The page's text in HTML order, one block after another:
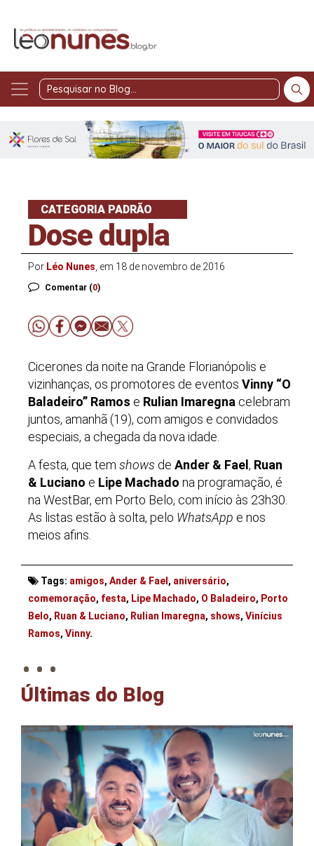
Pesquisar
Blog
CATEGORIA PADRÃO
Dose dupla
Por Léo Nunes , em 18 de novembro de 2016
Comentar (0)
Cicerones da noite na Grande Florianópolis e
vizinhanças, os promotores de eventos Vinny “O
Baladeiro” Ramos e Rulian Imaregna celebram
juntos, amanhã (19), com amigos e convidados
especiais, a chegada da nova idade.
A festa, que tem shows de Ander & Fael , Ruan
& Luciano e Lipe Machado na programação, é
na WestBar, em Porto Belo, com início às 23h30.
As listas estão à solta, pelo WhatsApp e nos
meios afins.
Tags: amigos, Ander & Fael , aniversário,
comemoração, festa, Lipe Machado, O Baladeiro, Porto
Belo, Ruan & Luciano, Rulian Imaregna, shows, Vinícius
Ramos, Vinny.
. . .
Últimas do Blog